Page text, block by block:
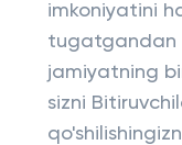
imkoniyatini
tugatgandan
jamiyatning
sizni